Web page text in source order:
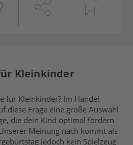
Kleinkinder
für Kleinkinder? Im Handel
diese Frage eine große Auswahl
die dein Kind optimal fördern
Meinung nach kommt als
jedoch kein Spielzeug